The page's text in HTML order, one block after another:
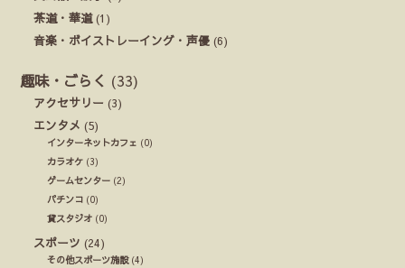
茶道・華道(1)
音楽・ボイストレーイング・声優 (6)
趣味・ごらく (33)
アクセサリー (3)
エンタメ (5)
インターネットカフェ (0)
カラオケ (3)
ゲームセンター (2)
パチンコ (0)
貸スタジオ (0)
スポーツ (24)
その他スポーツ施設(4)